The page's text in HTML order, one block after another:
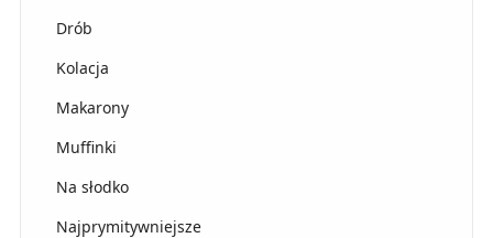
Drób
Kolacja
Makarony
Muffinki
Na słodko
Najprymitywniejsze